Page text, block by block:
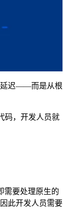
延迟——而是从根
码，开发人员就
需要处理原生的
此开发人员需要